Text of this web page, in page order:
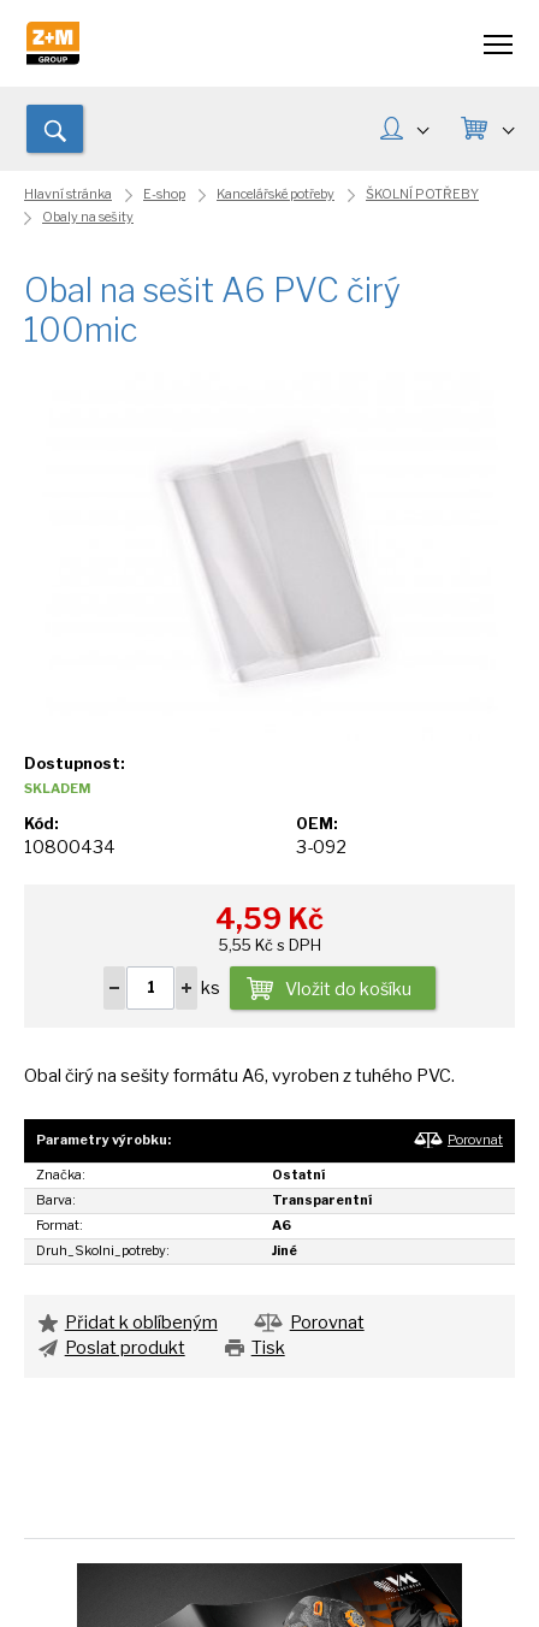
Hlavní stránka E-shop Kancelářské potřeby
ŠKOLNÍ POTŘEBY
Obaly na sešity
Obal na sešit A6 PVC čirý
100mic
Dostupnost:
SKLADEM
Kód:
10800434
OEM:
3-092
4,59 Kč
5,55 Kč s DPH
ks Vložit do košíku
Obal čirýna sešity formátu A6, vyroben ztuhého PVC.
Parametry výrobku: Porovnat
Značka:
Ostatní
Barva:
Transparentní
Format:
A6
Druh_Skolni_potreby:
Jiné
Přidat k oblíbeným
Porovnat
Poslat produkt
Tisk